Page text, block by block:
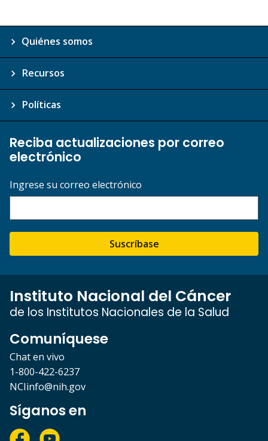
Quiénes somos
Recursos
Políticas
Reciba actualizaciones por correo
electrónico
Ingrese su correo electrónico
Suscríbase
Instituto Nacional del Cáncer
de los Institutos Nacionales de la Salud
Comuníquese
Chat en vivo
1-800-422-6237
NCIinfo@nih.gov
Síganos en